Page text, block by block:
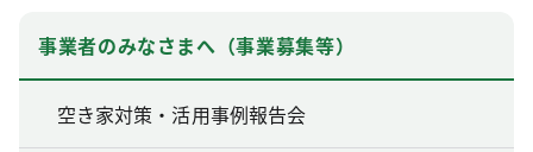
事業者のみなさまへ（事業募集等）
空き家対策・活用事例報告会